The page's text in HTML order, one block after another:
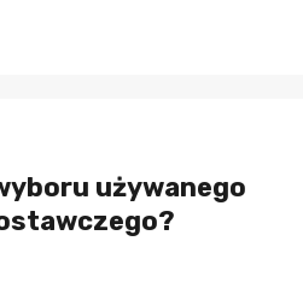
używanego